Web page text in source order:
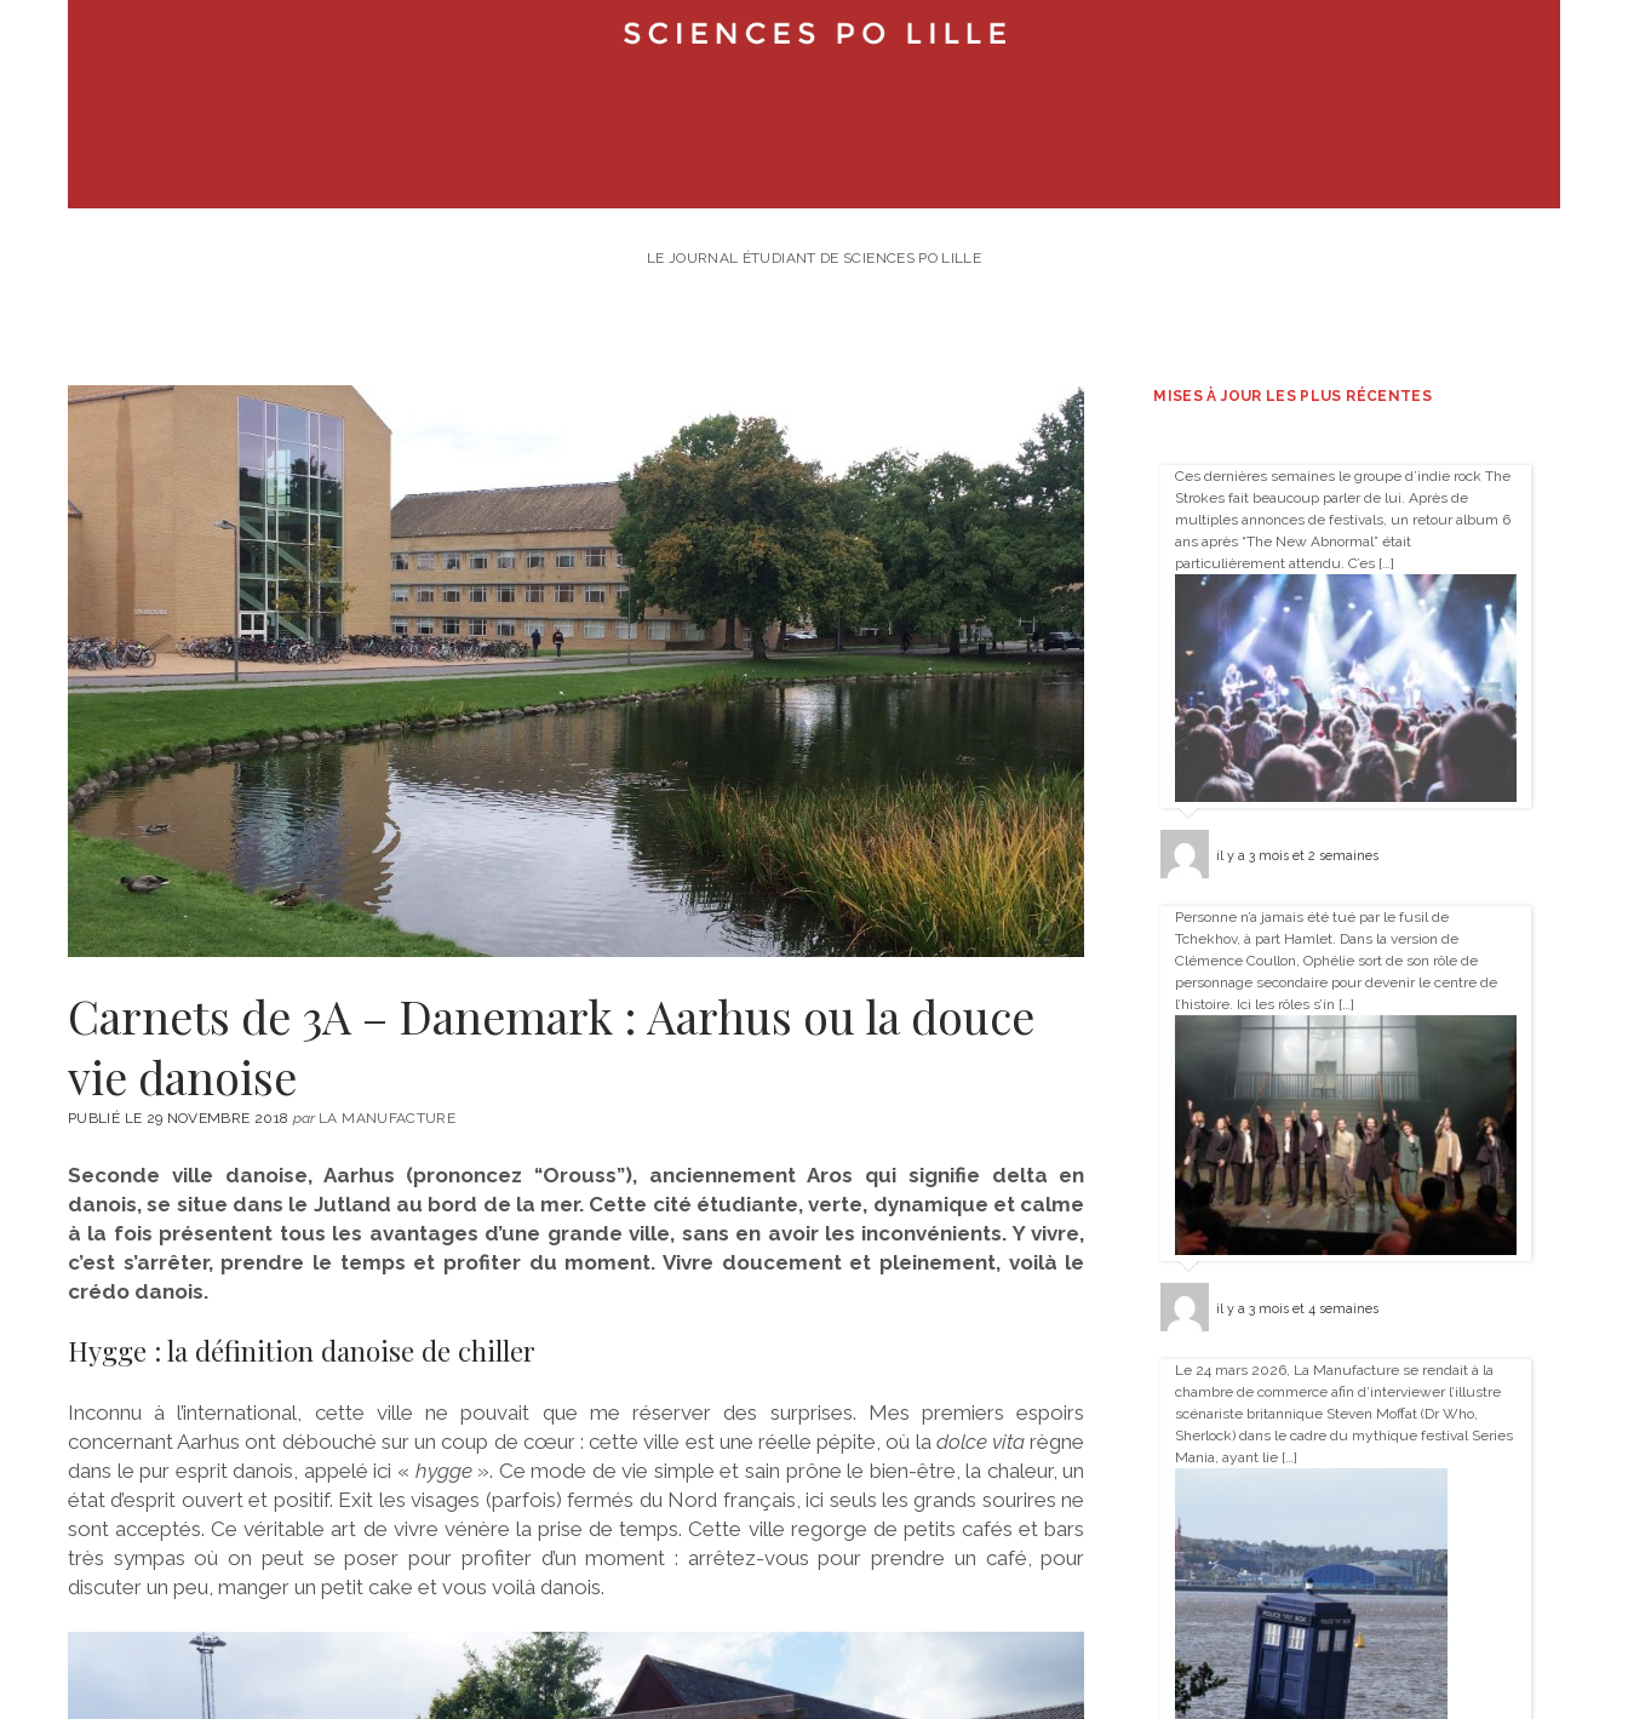
LE JOURNAL ÉTUDIANT DE SCIENCES PO LILLE
Carnets de 3A – Danemark : Aarhus ou la douce
vie danoise
PUBLIÉ LE 29 NOVEMBRE 2018 parLA MANUFACTURE
Seconde ville danoise, Aarhus (prononcez “Orouss”), anciennement Aros qui signifie delta en
danois, se situe dans le Jutland au bord de la mer. Cette cité étudiante, verte, dynamique et calme
à la fois présentent tous les avantages d’une grande ville, sans en avoir les inconvénients. Y vivre,
c’est s’arrêter, prendre le temps et profiter du moment. Vivre doucement et pleinement, voilà le
crédo danois.
Hygge : la définition danoise de chiller
Inconnu à l’international, cette ville ne pouvait que me réserver des surprises. Mes premiers espoirs
concernant Aarhus ont débouché sur un coup de cœur : cette ville est une réelle pépite, où la dolce vita règne
dans le pur esprit danois, appelé ici « hygge ». Ce mode de vie simple et sain prône le bien-être, la chaleur, un
état d’esprit ouvert et positif. Exit les visages (parfois) fermés du Nord français, ici seuls les grands sourires ne
sont acceptés. Ce véritable art de vivre vénère la prise de temps. Cette ville regorge de petits cafés et bars
très sympas où on peut se poser pour profiter d’un moment : arrêtez-vous pour prendre un café, pour
discuter un peu, manger un petit cake et vous voilà danois.
MISES À JOUR LES PLUS RÉCENTES
Ces dernières semaines le groupe d’indie rock The
Strokes fait beaucoup parler de lui. Après de
multiples annonces de festivals, un retour album 6
ans après “The New Abnormal” était
particulièrement attendu. C’es […]
il y a 3 mois et 2 semaines
Personne n’a jamais été tué par le fusil de
Tchekhov, à part Hamlet. Dans la version de
Clémence Coullon, Ophélie sort de son rôle de
personnage secondaire pour devenir le centre de
l’histoire. Ici les rôles s’in […]
il y a 3 mois et 4 semaines
Le 24 mars 2026, La Manufacture se rendait à la
chambre de commerce afin d’interviewer l’illustre
scénariste britannique Steven Moffat (Dr Who,
Sherlock) dans le cadre du mythique festival Series
Mania, ayant lie […]